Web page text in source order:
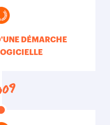
DÉMARCHE